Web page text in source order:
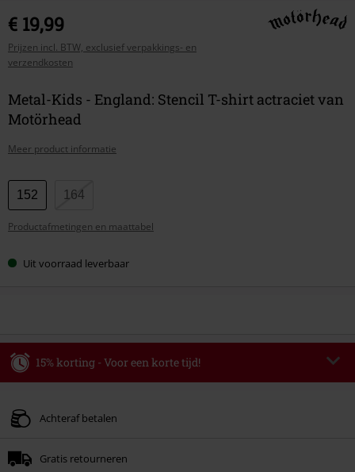
€ 19,99
Prijzen incl. BTW, exclusief verpakkings- en
verzendkosten
Metal-Kids - England: Stencil T-shirt actraciet van
Motörhead
Meer product informatie
Kies
je
maat
152 164
Productafmetingen en maattabel
Uit voorraad leverbaar
15% korting - Voor een korte tijd!
Geldig t/m 09-08-2026
Zodra je de code hebt ingevoerd, wordt de korting automatisch verrekend in
Achteraf betalen
Gratis retourneren